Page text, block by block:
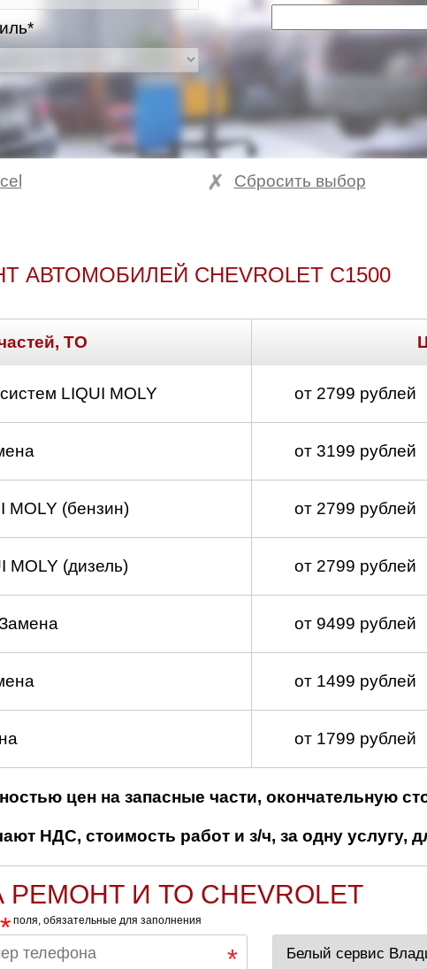
Сбросить выбор
CHEVROLET C1500
ТО
LIQUI MOLY от 2799 рублей
от 3199 рублей
MOLY (бензин) от 2799 рублей
MOLY (дизель) от 2799 рублей
от 9499 рублей
от 1499 рублей
от 1799 рублей
цен на запасные части, окончательную
НДС, стоимость работ и з/ч, за одну услугу,
И ТО CHEVROLET
* поля, обязательные для заполнения